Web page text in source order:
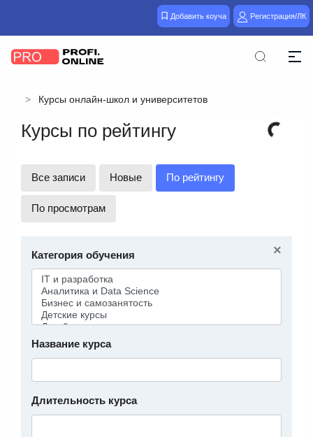
Добавить коуча Регистрация/ЛК
Курсы онлайн-школ и университетов
Курсы по рейтингу
Все записи Новые По рейтингу
По просмотрам
×
Категория обучения
Название курса
Длительность курса